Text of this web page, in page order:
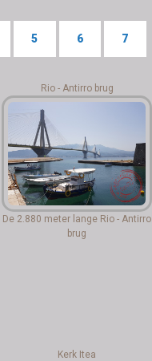
5 6 7
Rio - Antirro brug
De 2.880 meter lange Rio - Antirro
brug
Kerk Itea